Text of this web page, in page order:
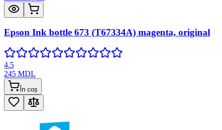
Epson Ink bottle 673 (T67334A) magenta, original
4.5
245 MDL
În coș